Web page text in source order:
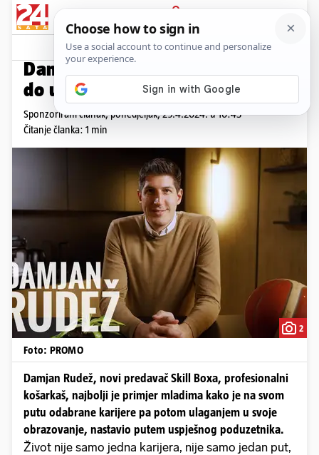
PRIJAVA
Promo sadržaj
Damjan Rudež - Od NBA igrača
do uspješnog poduzetništva
Sponzorirani članak,ponedjeljak, 29.4.2024. u 10:45
Čitanje članka: 1 min
2
Foto: PROMO
Damjan Rudež, novi predavač Skill Boxa, profesionalni
košarkaš, najbolji je primjer mladima kako je na svom
putu odabrane karijere pa potom ulaganjem u svoje
obrazovanje, nastavio putem uspješnog poduzetnika.
Život nije samo jedna karijera, nije samo jedan put,